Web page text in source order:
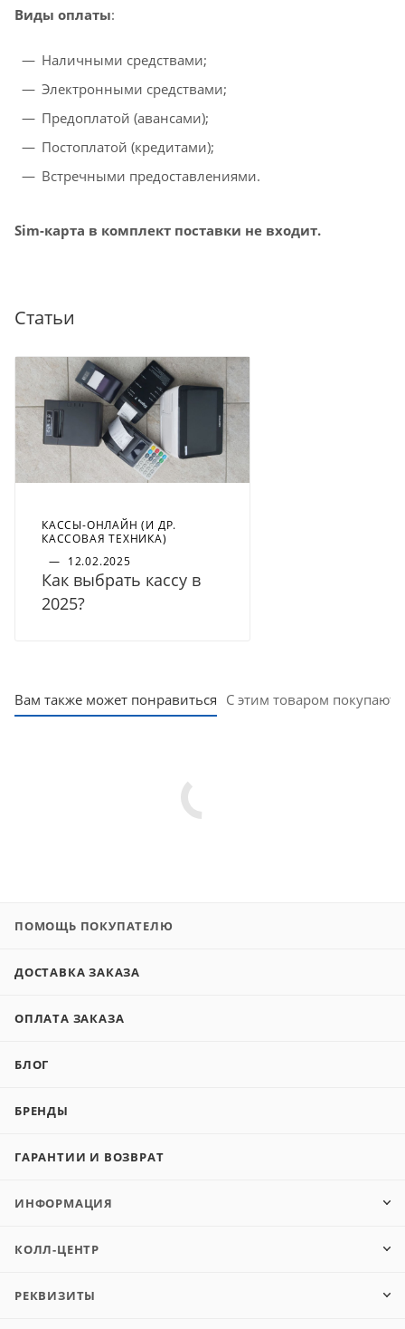
Виды оплаты:
Наличными средствами;
Электронными средствами;
Предоплатой (авансами);
Постоплатой (кредитами);
Встречными предоставлениями.
Sim-карта в комплект поставки не входит.
Статьи
КАССЫ-ОНЛАЙН (И ДР.
КАССОВАЯ ТЕХНИКА)
— 12.02.2025
Как выбрать кассу в
2025?
Вам также может понравиться С этим товаром покупают
ПОМОЩЬ ПОКУПАТЕЛЮ
ДОСТАВКА ЗАКАЗА
ОПЛАТА ЗАКАЗА
БЛОГ
БРЕНДЫ
ГАРАНТИИ И ВОЗВРАТ
ИНФОРМАЦИЯ
КОЛЛ-ЦЕНТР
РЕКВИЗИТЫ